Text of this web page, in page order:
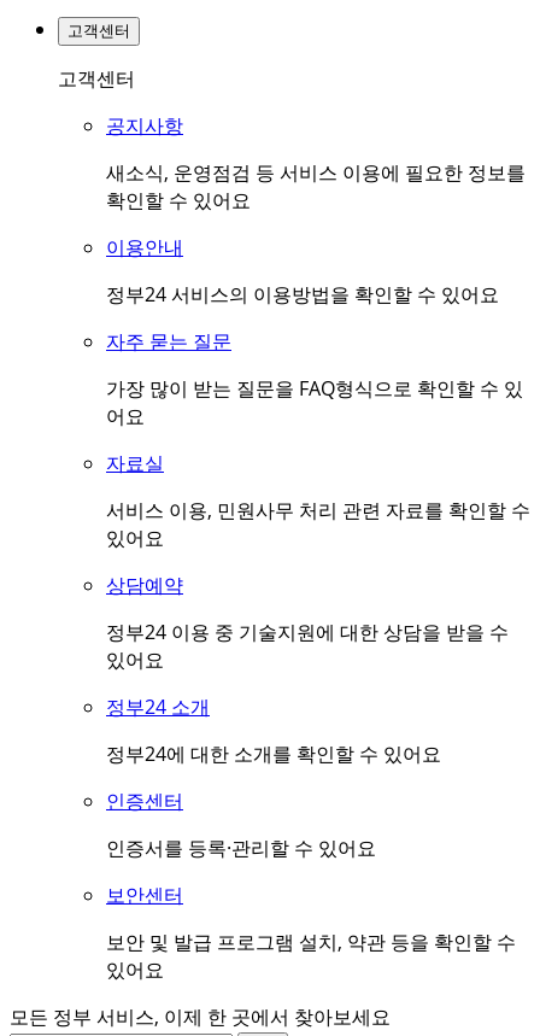
고객센터
고객센터
공지사항
새소식, 운영점검 등 서비스 이용에 필요한 정보를
확인할 수 있어요
이용안내
정부24 서비스의 이용방법을 확인할 수 있어요
자주 묻는 질문
가장 많이 받는 질문을 FAQ형식으로 확인할 수 있
어요
자료실
서비스 이용, 민원사무 처리 관련 자료를 확인할 수
있어요
상담예약
정부24 이용 중 기술지원에 대한 상담을 받을 수
있어요
정부24 소개
정부24에 대한 소개를 확인할 수 있어요
인증센터
인증서를 등록·관리할 수 있어요
보안센터
보안 및 발급 프로그램 설치, 약관 등을 확인할 수
있어요
모든 정부 서비스, 이제 한 곳에서 찾아보세요